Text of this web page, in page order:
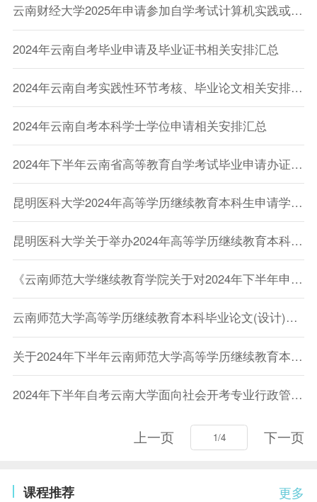
云南财经大学2025年申请参加自学考试计算机实践或毕业论文考核通知
2024年云南自考毕业申请及毕业证书相关安排汇总
2024年云南自考实践性环节考核、毕业论文相关安排汇总
2024年云南自考本科学士学位申请相关安排汇总
2024年下半年云南省高等教育自学考试毕业申请办证须知
昆明医科大学2024年高等学历继续教育本科生申请学士学位外国语水平考试考生须知
昆明医科大学关于举办2024年高等学历继续教育本科生申请学士学位外国语水平考试考前辅导班的通知
​《云南师范大学继续教育学院关于对2024年下半年申请高等学历继续教育本科学士学位进行论文评阅及申请的要求》
云南师范大学高等学历继续教育本科毕业论文(设计)规范要求(2021年11月修订)
关于2024年下半年云南师范大学高等学历继续教育本科学士学位申请的通知
2024年下半年自考云南大学面向社会开考专业行政管理和法学毕业论文考核有关事项的通知(适用社会考生)
上一页 下一页
更多
课程推荐